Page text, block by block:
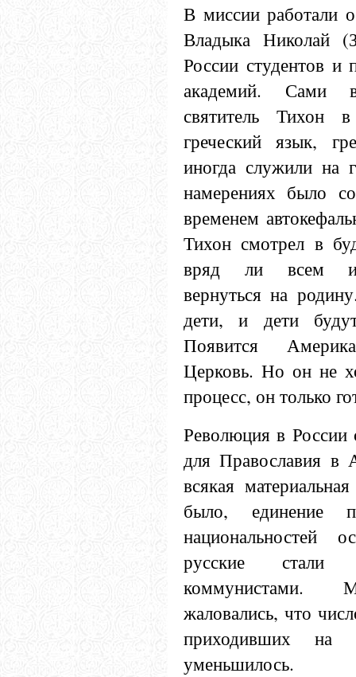
В миссии работали
Владыка Николай
России студентов и
академий. Сами
святитель Тихон
греческий язык,
иногда служили на
намерениях было
временем
Тихон смотрел в
вряд ли всем
вернуться на
дети, и дети
Появится
Церковь. Но он не
процесс, он только
Революция в
для Православия в
всякая
было, единение
национальностей
русские стали
коммунистами.
жаловались, что
приходивших на
уменьшилось.